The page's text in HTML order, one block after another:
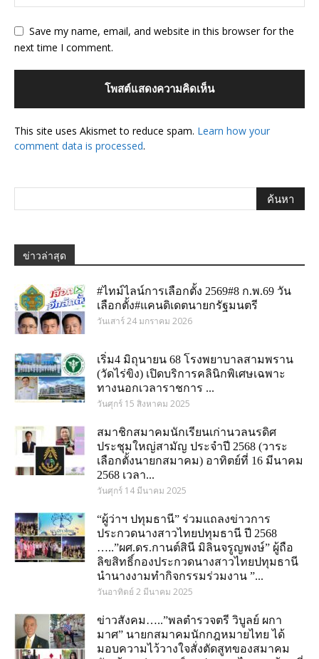
Save my name, email, and website in this browser for the
next time I comment.
This site uses Akismet to reduce spam. Learn how your
comment data is processed.
ข่าวล่าสุด
#ไทม์ไลน์การเลือกตั้ง 2569#8 ก.พ.69 วัน
เลือกตั้ง#แคนดิเดตนายกรัฐมนตรี
วันเสาร์ 24 มกราคม 2026
เริ่ม4 มิถุนายน 68 โรงพยาบาลสามพราน
(วัดไร่ขิง) เปิดบริการคลินิกพิเศษเฉพาะ
ทางนอกเวลาราชการ ...
วันศุกร์ 15 สิงหาคม 2025
สมาชิกสมาคมนักเรียนเก่านวลนรดิศ
ประชุมใหญ่สามัญ ประจำปี 2568 (วาระ
เลือกตั้งนายกสมาคม) อาทิตย์ที่ 16 มีนาคม
2568 เวลา...
วันศุกร์ 14 มีนาคม 2025
“ผู้ว่าฯ ปทุมธานี” ร่วมแถลงข่าวการ
ประกวดนางสาวไทยปทุมธานี ปี 2568
…..”ผศ.ดร.กานต์สินี มิลินจรูญพงษ์” ผู้ถือ
ลิขสิทธิ์กองประกวดนางสาวไทยปทุมธานี
นำนางงามทำกิจกรรมร่วมงาน ”...
วันอาทิตย์ 2 มีนาคม 2025
ข่าวสังคม…..”พลตำรวจตรี วิบูลย์ ผกา
มาศ” นายกสมาคมนักกฎหมายไทย ได้
มอบความไว้วางใจสั่งตัดสูทของสมาคม